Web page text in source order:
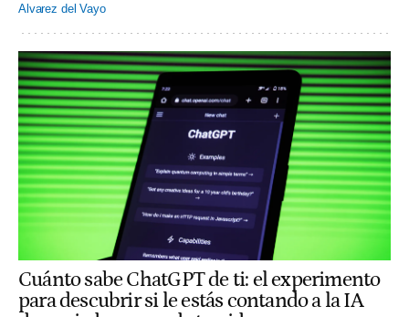
Alvarez del Vayo
Cuánto sabe ChatGPT de ti: el experimento
para descubrir si le estás contando a la IA